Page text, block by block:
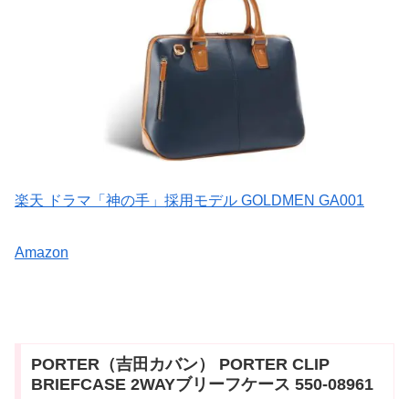
楽天 ドラマ「神の手」採用モデル GOLDMEN GA001
Amazon
PORTER（吉田カバン） PORTER CLIP
BRIEFCASE 2WAYブリーフケース 550-08961